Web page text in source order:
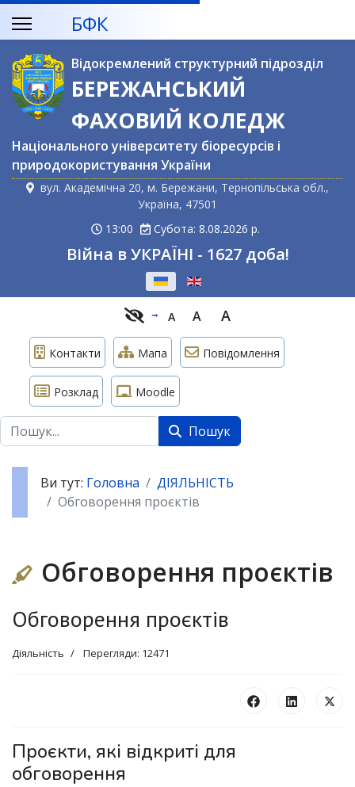
БФК
Відокремлений структурний підрозділ
БЕРЕЖАНСЬКИЙ
ФАХОВИЙ КОЛЕДЖ
Національного університету біоресурсів і
природокористування України
вул. Академічна 20, м. Бережани, Тернопільська обл.,
Україна, 47501
13:00
Субота: 8.08.2026 р.
Війна в УКРАЇНІ - 1627 доба!
A A A
Контакти Мапа Повідомлення
Розклад Moodle
Пошук Пошук
Ви тут: Головна
ДІЯЛЬНІСТЬ
Обговорення проєктів
Обговорення проєктів
Обговорення проєктів
Діяльність Перегляди: 12471
Проєкти, які відкриті для
обговорення